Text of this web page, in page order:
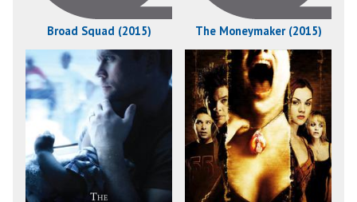
Broad Squad (2015) The Moneymaker (2015)